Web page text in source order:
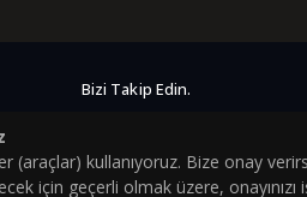
Bizi Takip Edin.
kullanıyoruz. Bize onay
için geçerli olmak üzere,